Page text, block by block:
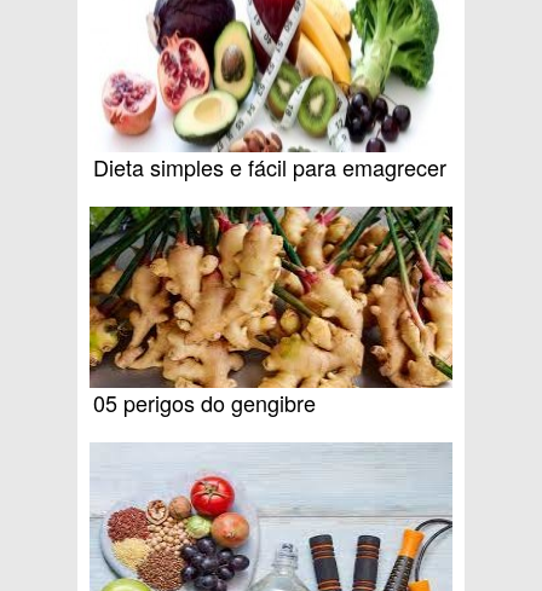
Dieta simples e fácil para emagrecer
05 perigos do gengibre